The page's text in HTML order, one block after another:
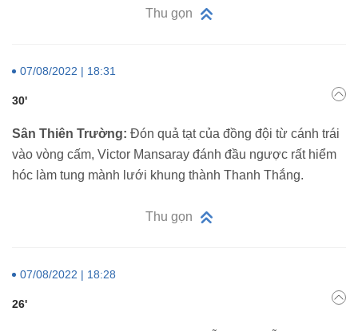
Thu gọn
07/08/2022 | 18:31
30'
Sân Thiên Trường: Đón quả tạt của đồng đội từ cánh trái
vào vòng cấm, Victor Mansaray đánh đầu ngược rất hiểm
hóc làm tung mành lưới khung thành Thanh Thắng.
Thu gọn
07/08/2022 | 18:28
26'